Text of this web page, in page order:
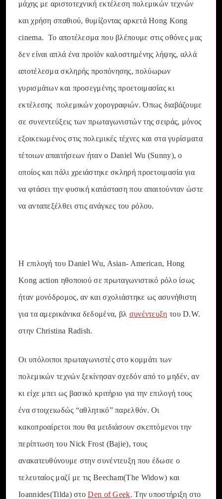
μάχης με αριστοτεχνική εκτέλεση πολεμικών τεχνών
και χρήση σπαθιού, θυμίζοντας αρκετά Hong Kong
cinema. Το αποτέλεσμα που βλέπουμε στις οθόνες μας
δεν είναι απλά ένα προϊόν καλοστημένης λήψης, αλλά
αποτέλεσμα σκληρής προπόνησης, πολύωρων
γυρισμάτων και προσεγμένης προετοιμασίας κι
εκτέλεσης πολεμικών χορογραφιών. Όπως διαβάζουμε
σε συνεντεύξεις των πρωταγωνιστών της σειράς, μόνος
εξοικειωμένος στις πολεμικές τέχνες και στα γυρίσματα
τέτοιων απαιτήσεων ήταν ο Daniel Wu (Sunny), ο
οποίος και πάλι χρειάστηκε σκληρή προετοιμασία για
να φτάσει την φυσική κατάσταση που απαιτούνταν ώστε
να ανταπεξέλθει στις ανάγκες του ρόλου.
Η επιλογή του Daniel Wu, Asian- American, Hong
Kong action ηθοποιού σε πρωταγωνιστικό ρόλο ίσως
ήταν μονόδρομος, αν και σχολιάστηκε ως ασυνήθιστη
για τα αμερικάνικα δεδομένα, βλ συνέντευξη του D.W.
στην Christina Radish.
Οι υπόλοιποι πρωταγωνιστές στο κομμάτι των
πολεμικών τεχνών ξεκίνησαν σχεδόν από το μηδέν, αν
κι είχε μπει ως βασικό κριτήριο για την επιλογή τους
ένα στοιχειωδώς “αθλητικό” παρελθόν. Οι
κακοπροαίρετοι που θα μειδιάσουν σκεπτόμενοι την
περίπτωση του Nick Frost (Bajie), τους
ανακατευθύνουμε στην συνέντευξη που έδωσε ο
τελευταίος μαζί με τις Beecham(The Widow) και
Ioannides(Tilda) στοDen of Geek. Την υποστήριξη στο